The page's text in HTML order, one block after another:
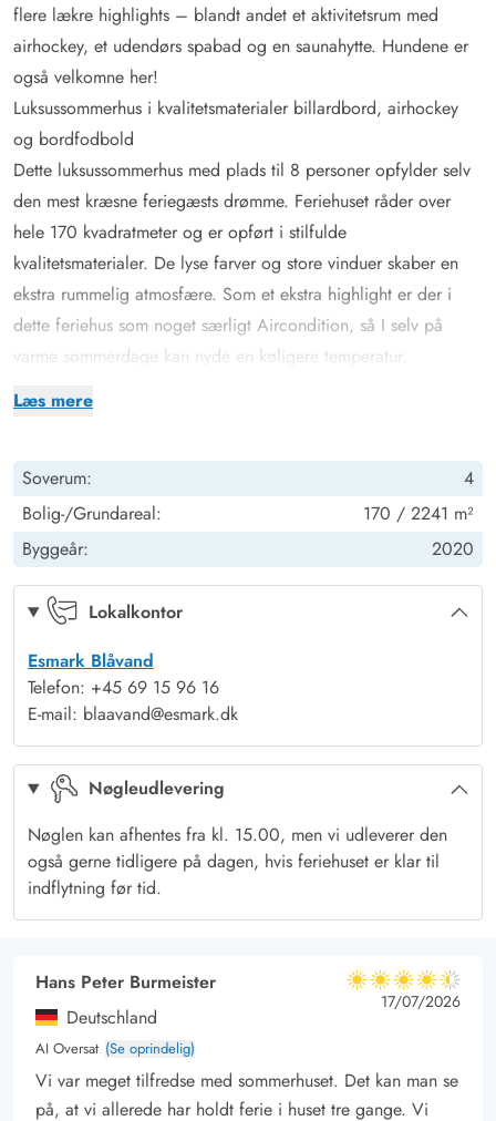
Læs mere
flere lækre highlights – blandt andet et aktivitetsrum med
airhockey, et udendørs spabad og en saunahytte. Hundene er
også velkomne her!
Luksussommerhus i kvalitetsmaterialer billardbord, airhockey
og bordfodbold
Dette luksussommerhus med plads til 8 personer opfylder selv
den mest kræsne feriegæsts drømme. Feriehuset råder over
hele 170 kvadratmeter og er opført i stilfulde
kvalitetsmaterialer. De lyse farver og store vinduer skaber en
ekstra rummelig atmosfære. Som et ekstra highlight er der i
dette feriehus som noget særligt Aircondition, så I selv på
varme sommerdage kan nyde en køligere temperatur.
Den moderne indretning rummer noget for enhver smag. I
kan slå sig løs i aktivitetsrummet, der ligger i forlængelse af
stuen. Her finder I både med et 7 fods store billardbord,
airhockey og bordfodbold.
Lækker delvis overdækket terrasse terrasse med udendørs
spabad og saunahytte
flere feriehighlights. Ud over at være udstyret med masser af
gode havemøbler, liggestole og en grill, står her også et stort,
udendørs spabad, hvor I kan nyde nogle skønne wellness-
stunder under åben himmel. I forlængelse af terrassen finder I
desuden den lækre saunahytte, legeredskaber til børnene og
trampolin.
Kun 500 meter til Blåvands centrum og få minutters kørsel til
Vesterhavet
Med ferieadresse på Vandflodvej kommer I til at bo både
sommerhuset til Blåvands centrum, hvor I kan klare dagens
indkøb, spise frokost på en af de hyggelige caféer eller ose i
de små forretninger.
Blåvands rene badestrand ligger også kun et par minutters
kørsel fra jeres sommerhus og indbyder til forfriskende gåture
Soverum:
4
Bolig-/Grundareal:
170 / 2241 m²
Byggeår:
2020
Lokalkontor
Esmark Blåvand
Telefon: +45 69 15 96 16
E-mail: blaavand@esmark.dk
Nøgleudlevering
Nøglen kan afhentes fra kl. 15.00, men vi udleverer den
også gerne tidligere på dagen, hvis feriehuset er klar til
indflytning før tid.
Hans Peter Burmeister
Deutschland
AI Oversat (Se oprindelig)
4.5 ud af 5
4.5 ud af 5
4.5 out of 5
17/07/2026
Vi var meget tilfredse med sommerhuset. Det kan man se
på, at vi allerede har holdt ferie i huset tre gange. Vi